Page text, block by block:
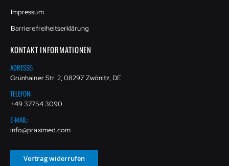
Impressum
Barrierefreiheitserklärung
KONTAKT INFORMATIONEN
ADRESSE:
Grünhainer Str. 2, 08297 Zwönitz, DE
TELEFON:
+49 37754 3090
E-MAIL:
info@praximed.com
Vertrag widerrufen